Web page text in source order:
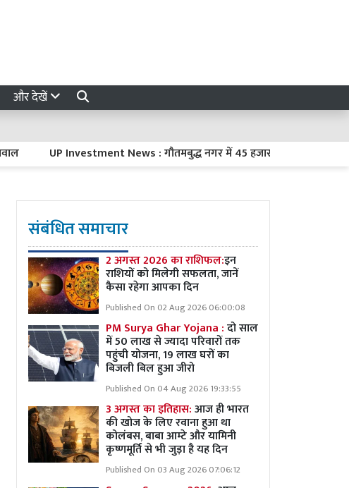
और देखें
UP Investment News : गौतमबुद्ध नगर में 45 हजार करोड़ रुपये का निवेश
संबंधित समाचार
2 अगस्त 2026 का राशिफल:इन
राशियों को मिलेगी सफलता, जानें
कैसा रहेगा आपका दिन
Published On 02 Aug 2026 06:00:08
PM Surya Ghar Yojana :दो साल
में 50 लाख से ज्यादा परिवारों तक
पहुंची योजना, 19 लाख घरों का
बिजली बिल हुआ जीरो
Published On 04 Aug 2026 19:33:55
3 अगस्त का इतिहास:आज ही भारत
की खोज के लिए रवाना हुआ था
कोलंबस, बाबा आम्टे और यामिनी
कृष्णमूर्ति से भी जुड़ा है यह दिन
Published On 03 Aug 2026 07:06:12